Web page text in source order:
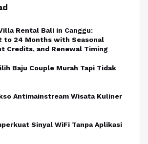
Rental Bali in Canggu:
to 24 Months with Seasonal
Credits, and Renewal Timing
Baju Couple Murah Tapi Tidak
Antimainstream Wisata Kuliner
Sinyal WiFi Tanpa Aplikasi